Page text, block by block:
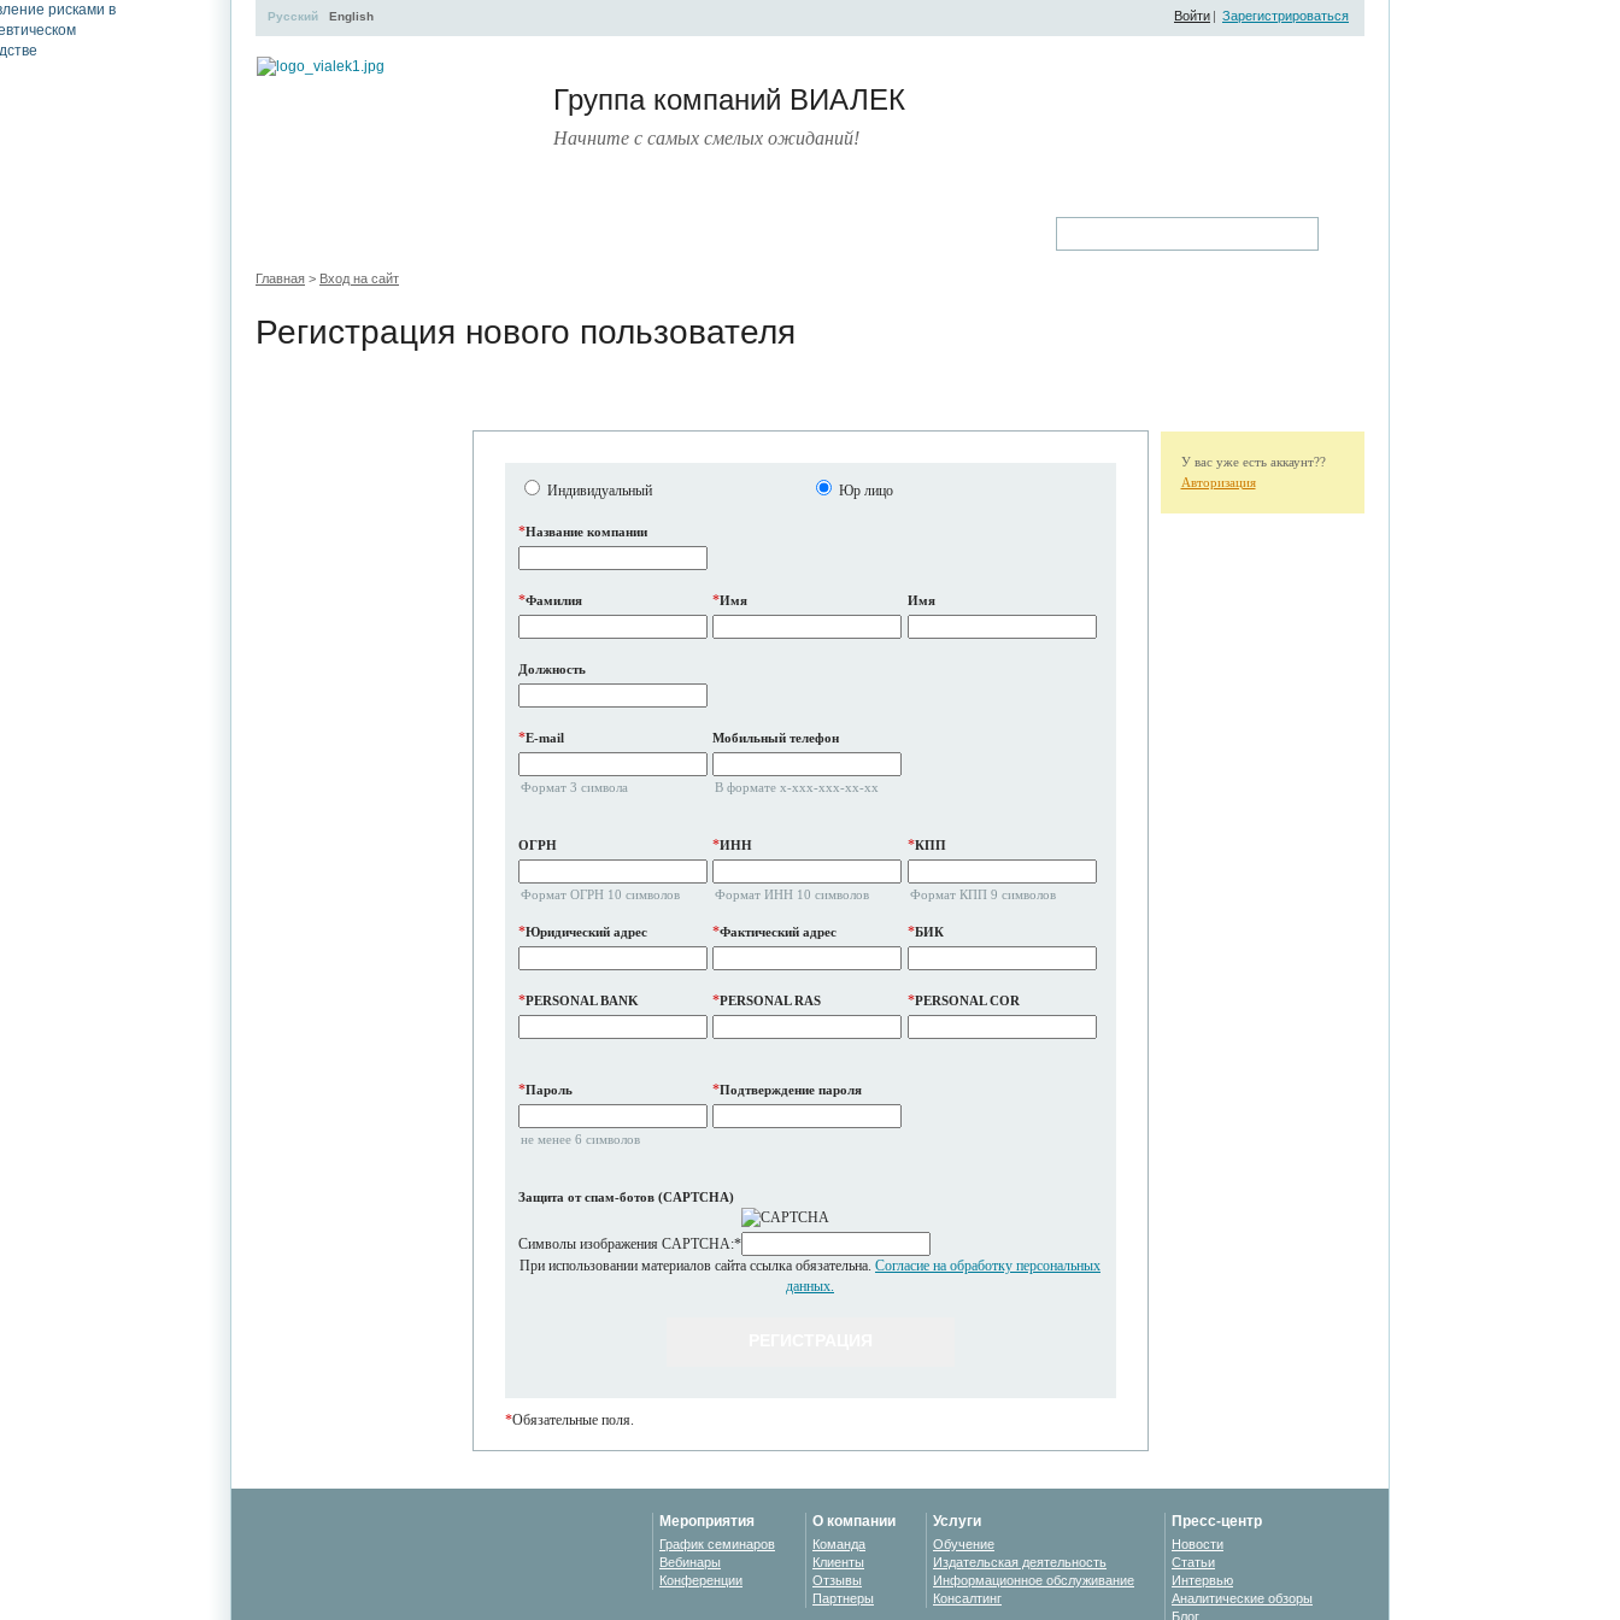
Группа компаний ВИАЛЕК
Начните с самых смелых ожиданий!
Русский English Войти | Зарегистрироваться
Главная > Вход на сайт
Регистрация нового пользователя
Индивидуальный Юр лицо
*Название компании
*Фамилия *Имя Имя
Должность
*E-mail
Формат 3 символа
Мобильный телефон
В формате x-xxx-xxx-xx-xx
ОГРН
Формат ОГРН 10 символов
*ИНН
Формат ИНН 10 символов
*КПП
Формат КПП 9 символов
*Юридический адрес *Фактический адрес *БИК
*PERSONAL BANK *PERSONAL RAS *PERSONAL COR
*Пароль
не менее 6 символов
*Подтверждение пароля
Защита от спам-ботов (CAPTCHA)
Символы изображения CAPTCHA:*
При использовании материалов сайта ссылка обязательна. Согласие на обработку персональных
данных.
*Обязательные поля.
У вас уже есть аккаунт??
Авторизация
Мероприятия
График семинаров
Вебинары
Конференции
О компании
Команда
Клиенты
Отзывы
Партнеры
Услуги
Обучение
Издательская деятельность
Информационное обслуживание
Консалтинг
Пресс-центр
Новости
Статьи
Интервью
Аналитические обзоры
Блог